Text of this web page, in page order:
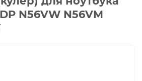
N56VW N56VM